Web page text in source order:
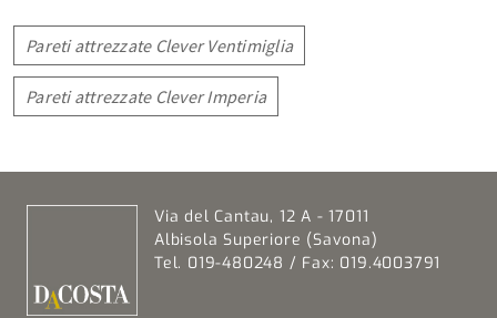
Pareti attrezzate Clever Ventimiglia
Pareti attrezzate Clever Imperia
Via del Cantau, 12 A - 17011
Albisola Superiore (Savona)
Tel. 019-480248 / Fax: 019.4003791